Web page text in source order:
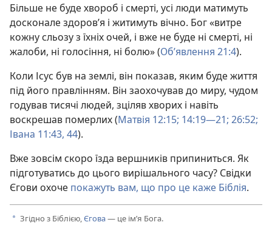
Більше не буде хвороб і смерті, усі люди матимуть
досконале здоров’я і житимуть вічно. Бог «витре
кожну сльозу з їхніх очей, і вже не буде ні смерті, ні
жалоби, ні голосіння, ні болю» (Об’явлення 21:4).
Коли Ісус був на землі, він показав, яким буде життя
під його правлінням. Він заохочував до миру, чудом
годував тисячі людей, зціляв хворих і навіть
воскрешав померлих (Матвія 12:15; 14:19—21; 26:52;
Івана 11:43, 44).
Вже зовсім скоро їзда вершників припиниться. Як
підготуватись до цього вирішального часу? Свідки
Єгови охоче покажуть вам, що про це каже Біблія.
a Згідно з Біблією,Єгова— це ім’я Бога.